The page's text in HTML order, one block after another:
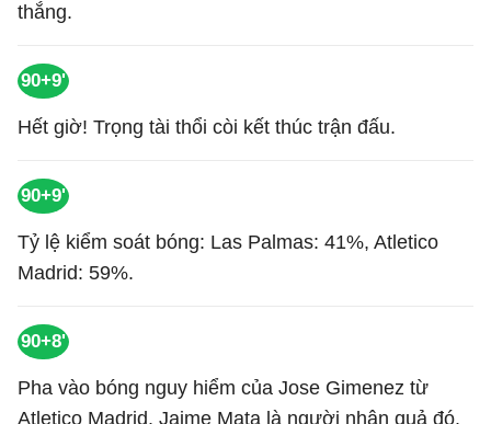
thắng.
90+9'
Hết giờ! Trọng tài thổi còi kết thúc trận đấu.
90+9'
Tỷ lệ kiểm soát bóng: Las Palmas: 41%, Atletico
Madrid: 59%.
90+8'
Pha vào bóng nguy hiểm của Jose Gimenez từ
Atletico Madrid. Jaime Mata là người nhận quả đó.